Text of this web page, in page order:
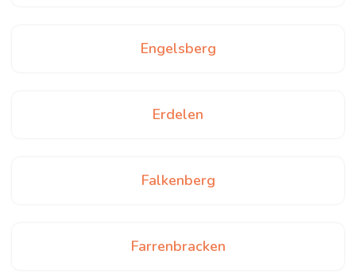
Engelsberg
Erdelen
Falkenberg
Farrenbracken